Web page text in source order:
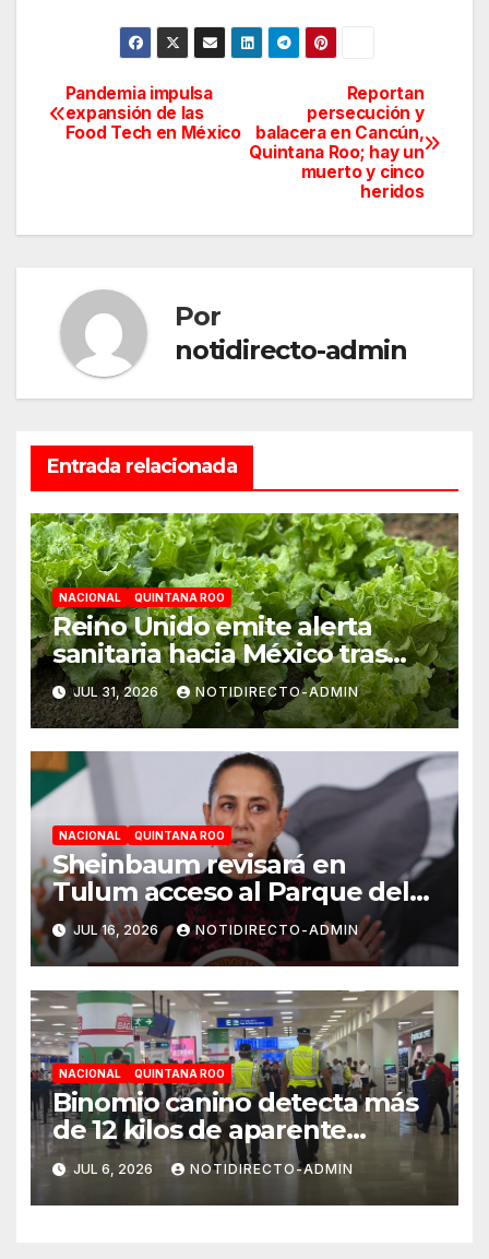
Navegación
de
Reportan
persecución y
balacera en Cancún,
Quintana Roo; hay un
muerto y cinco
heridos
Pandemia impulsa
expansión de las
Food Tech en México
Por
notidirecto-admin
Entrada relacionada
NACIONAL QUINTANA ROO
Reino Unido emite alerta
sanitaria hacia México tras
aumento de cuadros de
diarrea explosiva en turistas
JUL 31, 2026 NOTIDIRECTO-ADMIN
NACIONAL QUINTANA ROO
Sheinbaum revisará en
Tulum acceso al Parque del
Jaguar, sargazo y Tren Maya
de carga
JUL 16, 2026 NOTIDIRECTO-ADMIN
NACIONAL QUINTANA ROO
Binomio canino detecta más
de 12 kilos de aparente
cocaína en el Aeropuerto de
Cancún
JUL 6, 2026 NOTIDIRECTO-ADMIN